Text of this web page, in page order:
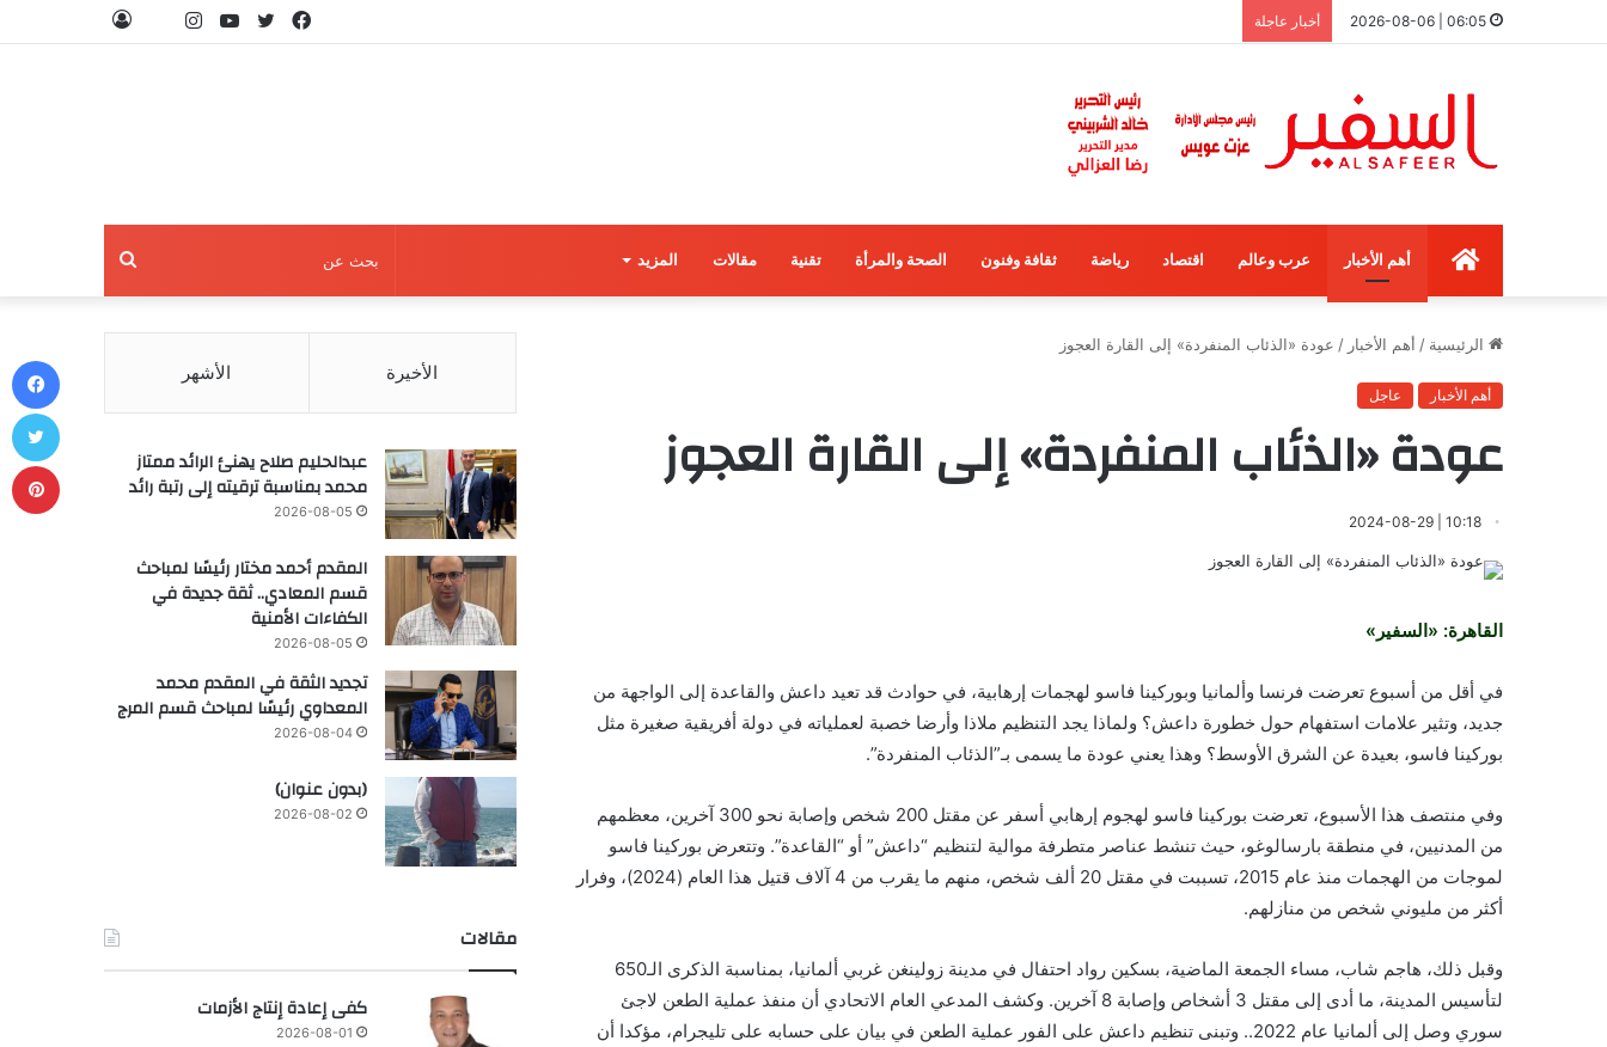
أخبار عاجلة threadsانستقرام يوتيوب تويتر
فيسبوك
الرئيسيةأهم الأخبار عرب وعالم اقتصاد رياضة ثقافة وفنون الصحة والمرأة تقنية مقالات المزيد
عن
الرئيسية / أهم الأخبار / عودة «الذئاب المنفردة» إلى القارة العجوز
أهم الأخبار عاجل
عودة «الذئاب المنفردة» إلى القارة العجوز
القاهرة: «السفير»
في أقل من أسبوع تعرضت فرنسا وألمانيا وبوركينا فاسو لهجمات إرهابية، في حوادث قد تعيد داعش والقاعدة إلى الواجهة من
جديد، وتثير علامات استفهام حول خطورة داعش؟ ولماذا يجد التنظيم ملاذا وأرضا خصبة لعملياته في دولة أفريقية صغيرة مثل
بوركينا فاسو، بعيدة عن الشرق الأوسط؟ وهذا يعني عودة ما يسمى بـ”الذئاب المنفردة”.
وفي منتصف هذا الأسبوع، تعرضت بوركينا فاسو لهجوم إرهابي أسفر عن مقتل 200 شخص وإصابة نحو 300 آخرين، معظمهم
من المدنيين، في منطقة بارسالوغو، حيث تنشط عناصر متطرفة موالية لتنظيم “داعش” أو “القاعدة”. وتتعرض بوركينا فاسو
لموجات من الهجمات منذ عام 2015، تسببت في مقتل 20 ألف شخص، منهم ما يقرب من 4 آلاف قتيل هذا العام (2024)، وفرار
أكثر من مليوني شخص من منازلهم.
وقبل ذلك، هاجم شاب، مساء الجمعة الماضية، بسكين رواد احتفال في مدينة زولينغن غربي ألمانيا، بمناسبة الذكرى الـ650
لتأسيس المدينة، ما أدى إلى مقتل 3 أشخاص وإصابة 8 آخرين. وكشف المدعي العام الاتحادي أن منفذ عملية الطعن لاجئ
سوري وصل إلى ألمانيا عام 2022.. وتبنى تنظيم داعش على الفور عملية الطعن في بيان على حسابه على تليجرام، مؤكدا أن
الأخيرة الأشهر
عبدالحليم صلاح يهنئ الرائد ممتاز
محمد بمناسبة ترقيته إلى رتبة رائد
2026-08-05
المقدم أحمد مختار رئيسًا لمباحث
قسم المعادي.. ثقة جديدة في
الكفاءات الأمنية
2026-08-05
تجديد الثقة في المقدم محمد
المعداوي رئيسًا لمباحث قسم المرج
2026-08-04
(بدون عنوان)
2026-08-02
مقالات
كفى إعادة إنتاج الأزمات
2026-08-01